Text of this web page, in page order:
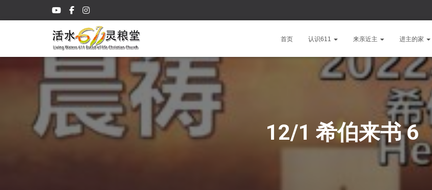
首页 认识611 来亲近主 进主的家
12/1 希伯来书 6